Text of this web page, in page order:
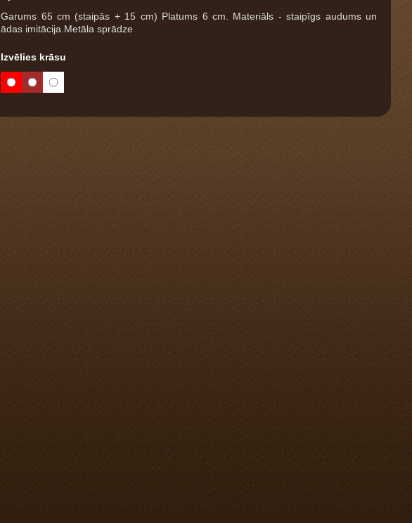
Garums 65 cm (staipās + 15 cm) Platums 6 cm. Materiāls - staipīgs audums un
ādas imitācija.Metāla sprādze
Izvēlies krāsu